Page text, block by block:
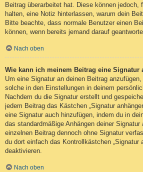
Beitrag überarbeitet hat. Diese können jedoch,
halten, eine Notiz hinterlassen, warum dein
Bitte beachte, dass normale Benutzer einen
können, wenn bereits jemand darauf
Nach oben
Wie kann ich meinem Beitrag eine Signatur
Um eine Signatur an deinen Beitrag
solche in den Einstellungen in deinem
Nachdem du die Signatur erstellt und
jedem Beitrag das Kästchen „Signatur
eine Signatur auch hinzufügen, indem du in
das standardmäßige Anhängen deiner
einzelnen Beitrag dennoch ohne Signatur
du dort einfach das Kontrollkästchen „Signatur
deaktivieren.
Nach oben